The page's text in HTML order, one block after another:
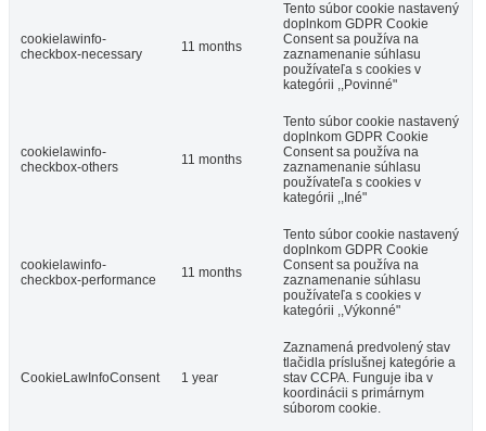
cookielawinfo-
checkbox-necessary
11 months
Tento súbor cookie nastavený
doplnkom GDPR Cookie
Consent sa používa na
zaznamenanie súhlasu
používateľa s cookies v
kategórii ,,Povinné"
cookielawinfo-
checkbox-others
11 months
Tento súbor cookie nastavený
doplnkom GDPR Cookie
Consent sa používa na
zaznamenanie súhlasu
používateľa s cookies v
kategórii ,,Iné"
cookielawinfo-
checkbox-performance
11 months
Tento súbor cookie nastavený
doplnkom GDPR Cookie
Consent sa používa na
zaznamenanie súhlasu
používateľa s cookies v
kategórii ,,Výkonné"
CookieLawInfoConsent 1 year
Zaznamená predvolený stav
tlačidla príslušnej kategórie a
stav CCPA. Funguje iba v
koordinácii s primárnym
súborom cookie.